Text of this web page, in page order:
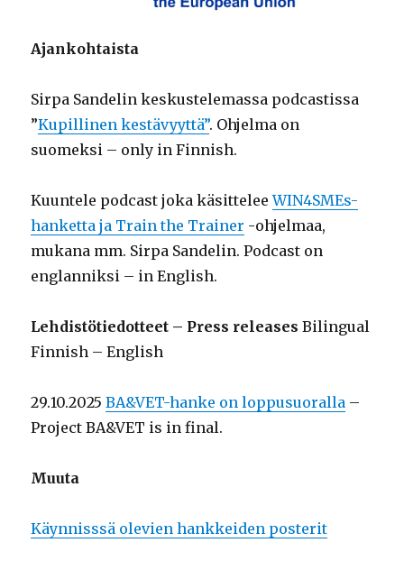
Ajankohtaista
Sirpa Sandelin keskustelemassa podcastissa
”Kupillinen kestävyyttä”. Ohjelma on
suomeksi – only in Finnish.
Kuuntele podcast joka käsitteleeWIN4SMEs-
hanketta ja Train the Trainer -ohjelmaa,
mukana mm. Sirpa Sandelin. Podcast on
englanniksi – in English.
Lehdistötiedotteet – Press releasesBilingual
Finnish – English
29.10.2025BA&VET-hanke on loppusuoralla –
Project BA&VET is in final.
Muuta
Käynnisssä olevien hankkeiden posterit